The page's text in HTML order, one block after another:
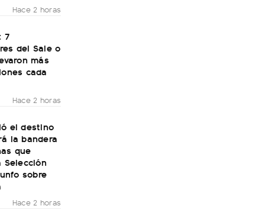
Hace 2 horas
7
del Sale o
más
cada
Hace 2 horas
el destino
la bandera
que
sobre
Hace 2 horas